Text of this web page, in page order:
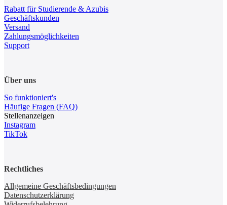
Rabatt für Studierende & Azubis
Geschäftskunden
Versand
Zahlungsmöglichkeiten
Support
Über uns
So funktioniert's
Häufige Fragen (FAQ)
Stellenanzeigen
Instagram
TikTok
Rechtliches
Allgemeine Geschäftsbedingungen
Datenschutzerklärung